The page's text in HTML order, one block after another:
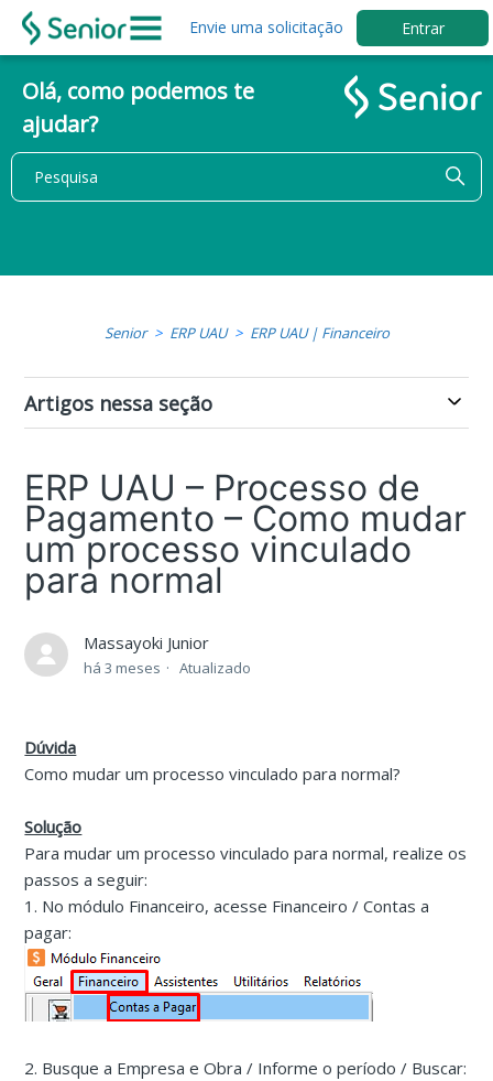
Envie uma solicitação Entrar
Olá, como podemos te
ajudar?
Senior ERP UAU ERP UAU | Financeiro
Artigos nessa seção
ERP UAU – Processo de
Pagamento – Como mudar
um processo vinculado
para normal
Massayoki Junior
há 3 meses Atualizado
Dúvida
Como mudar um processo vinculado para normal?
Solução
Para mudar um processo vinculado para normal, realize os
passos a seguir:
1. No módulo Financeiro, acesse Financeiro / Contas a
pagar:
2. Busque a Empresa e Obra / Informe o período / Buscar: